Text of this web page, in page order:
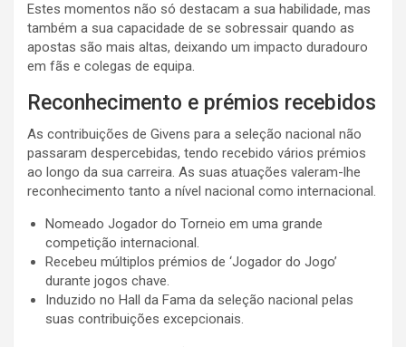
Estes momentos não só destacam a sua habilidade, mas
também a sua capacidade de se sobressair quando as
apostas são mais altas, deixando um impacto duradouro
em fãs e colegas de equipa.
Reconhecimento e prémios recebidos
As contribuições de Givens para a seleção nacional não
passaram despercebidas, tendo recebido vários prémios
ao longo da sua carreira. As suas atuações valeram-lhe
reconhecimento tanto a nível nacional como internacional.
Nomeado Jogador do Torneio em uma grande
competição internacional.
Recebeu múltiplos prémios de ‘Jogador do Jogo’
durante jogos chave.
Induzido no Hall da Fama da seleção nacional pelas
suas contribuições excepcionais.